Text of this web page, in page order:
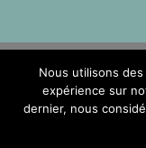
Nous utilisons
expérience sur
dernier, nous